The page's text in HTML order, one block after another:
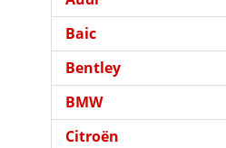
Baic
Bentley
BMW
Citroën